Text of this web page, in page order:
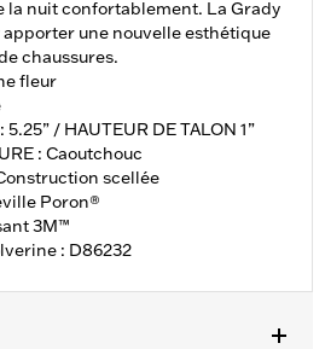
la nuit confortablement. La Grady
apporter une nouvelle esthétique
chaussures.
fleur
5.25” / HAUTEUR DE TALON 1”
: Caoutchouc
scellée
Poron®
3M™
: D86232